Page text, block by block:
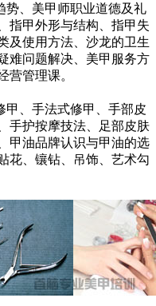
、美甲师职业道德及礼
指甲外形与结构、指甲失
及使用方法、沙龙的卫生
难问题解决、美甲服务方
营管理课。
、手法式修甲、手部皮
手护按摩技法、足部皮肤
甲油品牌认识与甲油的选
花、镶钻、吊饰、艺术勾